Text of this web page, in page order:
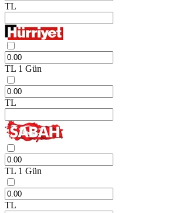
TL
TL 1 Gün
TL
TL 1 Gün
TL